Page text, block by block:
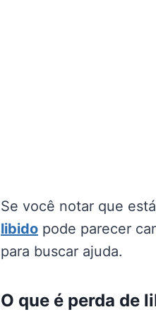
Se você notar que
libido pode parecer
para buscar ajuda.
O que é perda de